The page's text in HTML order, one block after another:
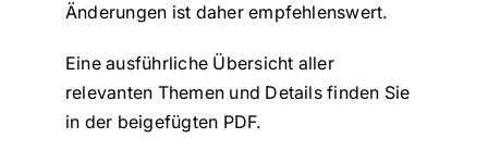
Änderungen ist daher empfehlenswert.
Eine ausführliche Übersicht aller
relevanten Themen und Details finden Sie
in der beigefügten PDF.